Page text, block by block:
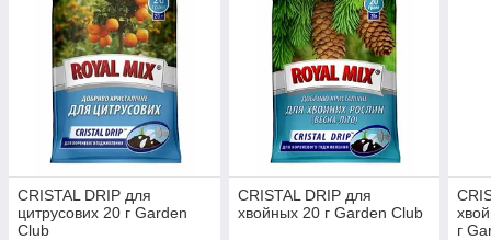
CRISTAL DRIP для
цитрусових 20 г Garden
Club
CRISTAL DRIP для
хвойных 20 г Garden Club
г